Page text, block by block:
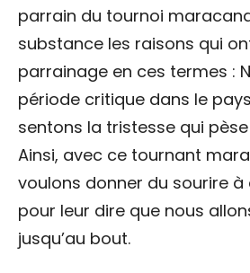
parrain du tournoi
substance les raisons qui
parrainage en ces termes :
période critique dans le
sentons la tristesse qui
Ainsi, avec ce tournant
voulons donner du sourire
pour leur dire que nous
jusqu’au bout.